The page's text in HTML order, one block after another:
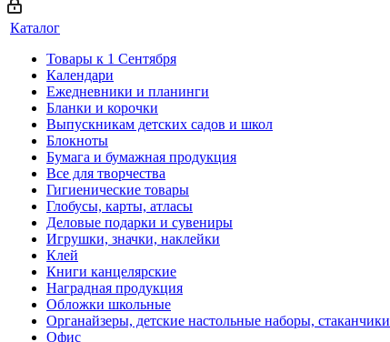
Каталог
Товары к 1 Сентября
Календари
Ежедневники и планинги
Бланки и корочки
Выпускникам детских садов и школ
Блокноты
Бумага и бумажная продукция
Все для творчества
Гигиенические товары
Глобусы, карты, атласы
Деловые подарки и сувениры
Игрушки, значки, наклейки
Клей
Книги канцелярские
Наградная продукция
Обложки школьные
Органайзеры, детские настольные наборы, стаканчики
Офис